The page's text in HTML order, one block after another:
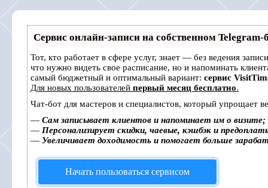
Сервис онлайн-записи на собственном Telegram-
Тот, кто работает в сфере услуг, знает — без ведения
что нужно видеть свое расписание, но и напоминать
самый бюджетный и оптимальный вариант: сервис
Для новых пользователей первый месяц бесплатно.
Чат-бот для мастеров и специалистов, который упрощает
— Сам записывает клиентов и напоминает им о визите;
— Персонализирует скидки, чаевые, кэшбэк и
— Увеличивает доходимость и помогает больше
Начать пользоваться сервисом